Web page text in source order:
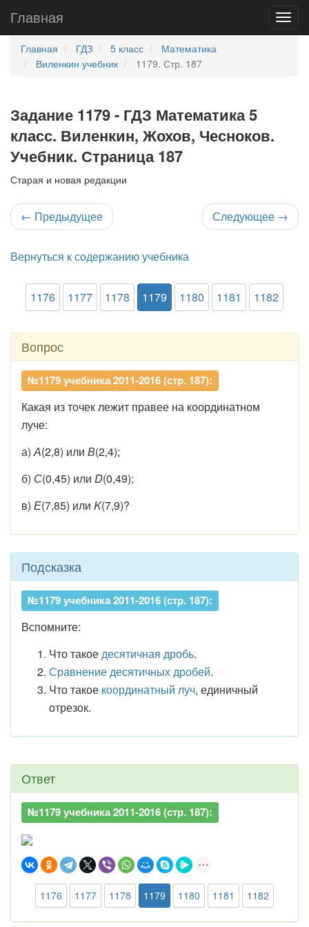
Главная
Главная ГДЗ 5 класс
Математика
Виленкин учебник
1179. Стр. 187
Задание 1179 - ГДЗ Математика 5
класс. Виленкин, Жохов, Чесноков.
Учебник. Страница 187
Старая и новая редакции
← Предыдущее Следующее →
Вернуться к содержанию учебника
1176 1177 1178 1179 1180 1181 1182
Вопрос
№1179 учебника 2011-2016 (стр. 187):
Какая из точек лежит правее на координатном
луче:
а)А(2,8) или В(2,4);
б) С(0,45) или D(0,49);
в) Е(7,85) или K(7,9)?
Подсказка
№1179 учебника 2011-2016 (стр. 187):
Вспомните:
Что такоедесятичная дробь.
Сравнение десятичных дробей.
Что такое координатный луч, единичный
отрезок.
Ответ
№1179 учебника 2011-2016 (стр. 187):
1176 1177 1178 1179 1180 1181 1182